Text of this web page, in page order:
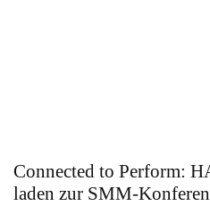
Connected to Perform:
laden zur SMM-